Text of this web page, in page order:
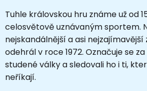
Tuhle královskou hru známe už od
celosvětově uznávaným sportem.
nejskandálnější a asi nejzajímavější
odehrál v roce 1972. Označuje se
studené války a sledovali ho i ti,
neříkají.